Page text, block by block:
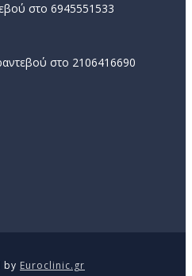
στο 6945551533
στο 2106416690
by Euroclinic.gr